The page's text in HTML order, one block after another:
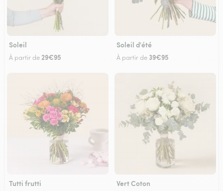
Soleil
À partir de29€95
Soleil d'été
À partir de 39€95
Tutti frutti Vert Coton